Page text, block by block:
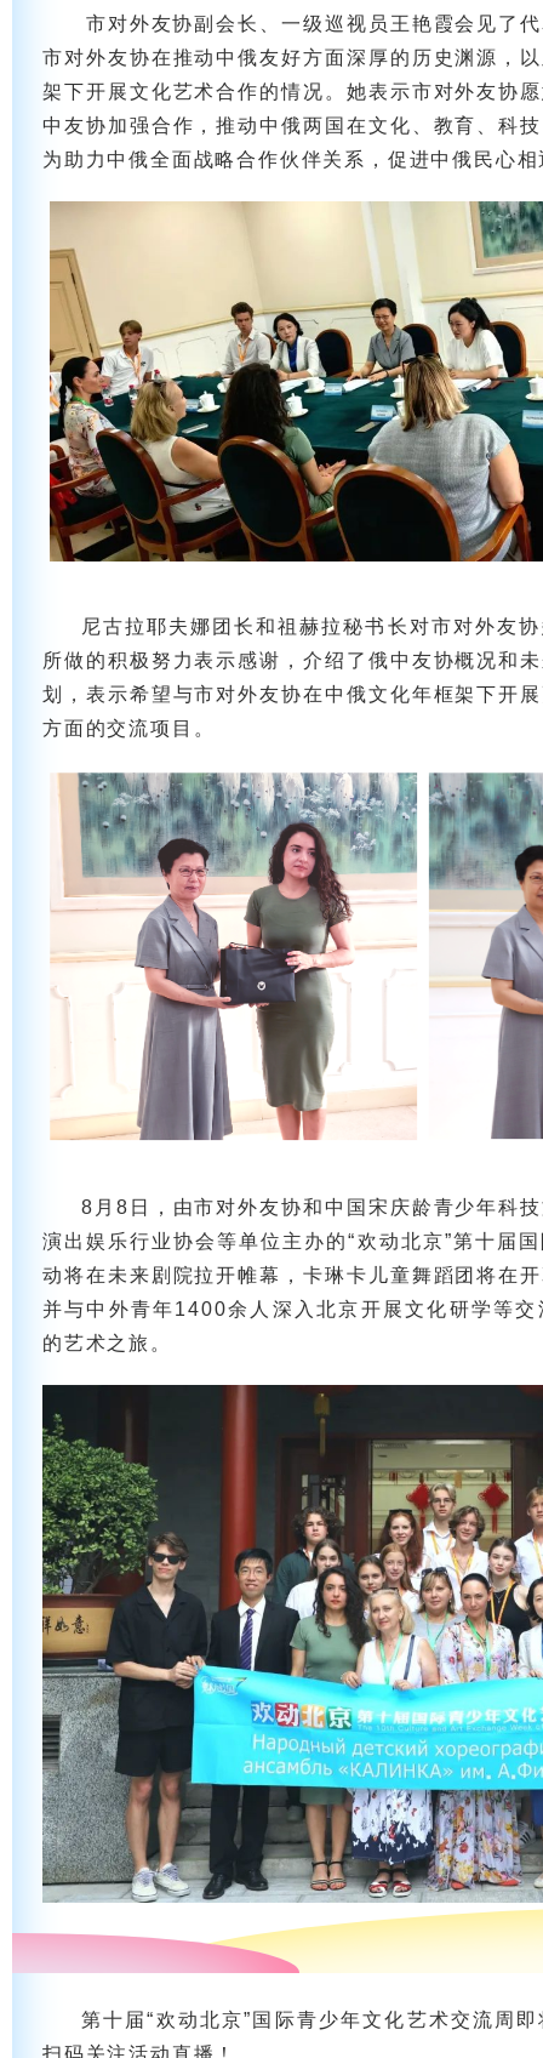
市对外友协副会长、一级巡视员王艳霞会见了
市对外友协在推动中俄友好方面深厚的历史渊源，
架下开展文化艺术合作的情况。她表示市对外友协
中友协加强合作，推动中俄两国在文化、教育、科
为助力中俄全面战略合作伙伴关系，促进中俄民心
尼古拉耶夫娜团长和祖赫拉秘书长对市对外友
所做的积极努力表示感谢，介绍了俄中友协概况和
划，表示希望与市对外友协在中俄文化年框架下开
方面的交流项目。
8月8日，由市对外友协和中国宋庆龄青少年科
演出娱乐行业协会等单位主办的“欢动北京”第十届
动将在未来剧院拉开帷幕，卡琳卡儿童舞蹈团将在
并与中外青年1400余人深入北京开展文化研学等
的艺术之旅。
第十届“欢动北京”国际青少年文化艺术交流周
扫码关注活动直播！